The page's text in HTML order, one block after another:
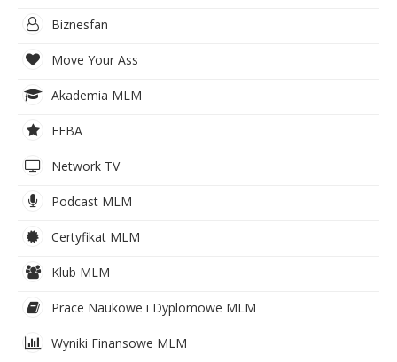
Biznesfan
Move Your Ass
Akademia MLM
EFBA
Network TV
Podcast MLM
Certyfikat MLM
Klub MLM
Prace Naukowe i Dyplomowe MLM
Wyniki Finansowe MLM